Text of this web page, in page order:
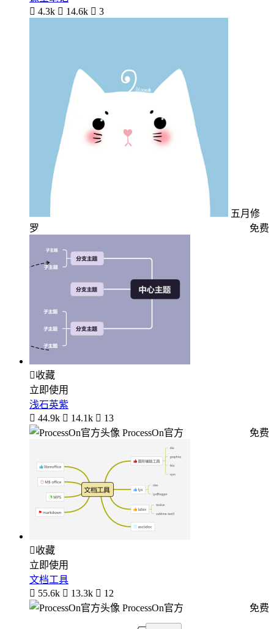
 4.3k  14.6k  3
五月修
罗
免费
收藏
立即使用
浅石英紫
 44.9k  14.1k  13
ProcessOn官方
免费
收藏
立即使用
文档工具
 55.6k  13.3k  12
ProcessOn官方
免费